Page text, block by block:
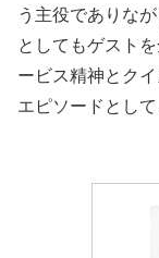
う主役でありな
としてもゲスト
ービス精神とク
エピソードとし